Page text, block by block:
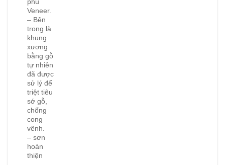
Veneer.
– Bên
trong là
khung
xương
bằng gỗ
tự nhiên
đã được
sử lý để
triệt tiêu
sớ gỗ,
chống
cong
vênh.
– sơn
hoàn
thiện